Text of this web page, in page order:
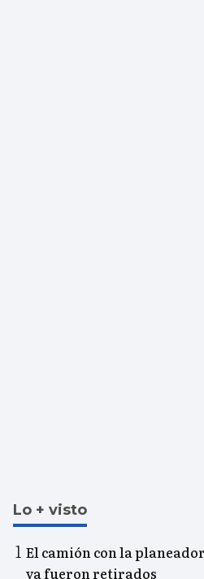
Lo + visto
El camión con la
ya fueron retirados